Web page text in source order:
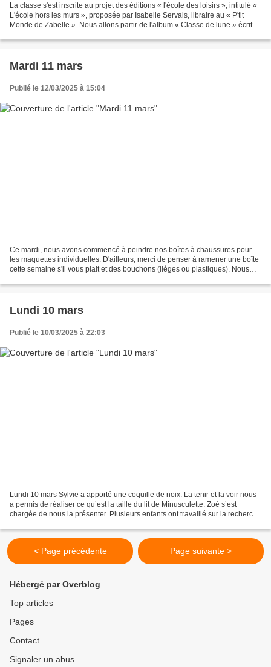
La classe s'est inscrite au projet des éditions « l'école des loisirs », intitulé «
L'école hors les murs », proposée par Isabelle Servais, libraire au « P'tit
Monde de Zabelle ». Nous allons partir de l'album « Classe de lune » écrit
Mardi 11 mars
Publié le 12/03/2025 à 15:04
Ce mardi, nous avons commencé à peindre nos boîtes à chaussures pour
les maquettes individuelles. D'ailleurs, merci de penser à ramener une boîte
cette semaine s'il vous plait et des bouchons (lièges ou plastiques). Nous
Lundi 10 mars
Publié le 10/03/2025 à 22:03
Lundi 10 mars Sylvie a apporté une coquille de noix. La tenir et la voir nous
a permis de réaliser ce qu’est la taille du lit de Minusculette. Zoé s’est
chargée de nous la présenter. Plusieurs enfants ont travaillé sur la recherche
< Page précédente Page suivante >
Hébergé par Overblog
Top articles
Pages
Contact
Signaler un abus